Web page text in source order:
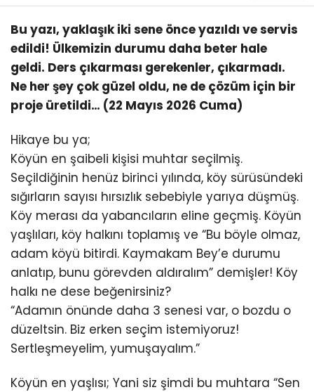
Bu yazı, yaklaşık iki sene önce yazıldı ve servis
edildi! Ülkemizin durumu daha beter hale
geldi. Ders çıkarması gerekenler, çıkarmadı.
Ne her şey çok güzel oldu, ne de çözüm için bir
proje üretildi… (22 Mayıs 2026 Cuma)
Hikaye bu ya;
Köyün en şaibeli kişisi muhtar seçilmiş.
Seçildiğinin henüz birinci yılında, köy sürüsündeki
sığırların sayısı hırsızlık sebebiyle yarıya düşmüş.
Köy merası da yabancıların eline geçmiş. Köyün
yaşlıları, köy halkını toplamış ve “Bu böyle olmaz,
adam köyü bitirdi. Kaymakam Bey’e durumu
anlatıp, bunu görevden aldıralım” demişler! Köy
halkı ne dese beğenirsiniz?
“Adamın önünde daha 3 senesi var, o bozdu o
düzeltsin. Biz erken seçim istemiyoruz!
Sertleşmeyelim, yumuşayalım.”
Köyün en yaşlısı; Yani siz şimdi bu muhtara “Sen